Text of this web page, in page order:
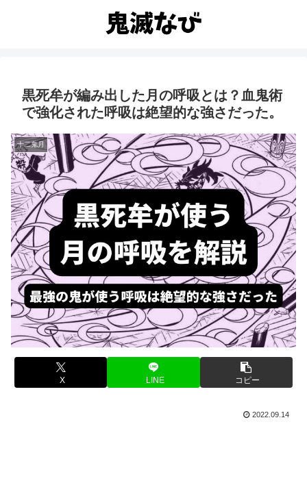
黒死牟が編み出した月の呼吸とは？血鬼術
で強化された呼吸は絶望的な強さだった。
十二鬼月
X LINE コピー
2022.09.14